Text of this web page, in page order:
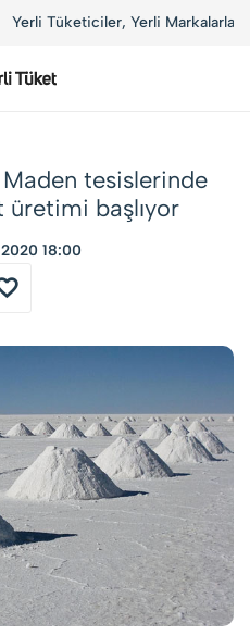
Markalarla Buluşuyor!
Maden tesislerinde
başlıyor
18:00